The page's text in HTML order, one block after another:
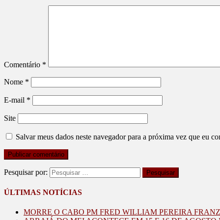
Comentário *
Nome *
E-mail *
Site
Salvar meus dados neste navegador para a próxima vez que eu
Pesquisar por:
ÚLTIMAS NOTÍCIAS
MORRE O CABO PM FRED WILLIAM PEREIRA